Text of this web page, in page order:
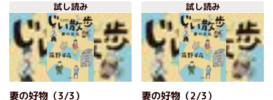
散歩 妻の反乱』藤野千夜イ
ンタビュー（後編）
散歩』待望の続編『じい散
歩 妻の反乱』藤野千夜イン
タビュー（前編）
試し読み
妻の好物（3/3）
試し読み
妻の好物（2/3）